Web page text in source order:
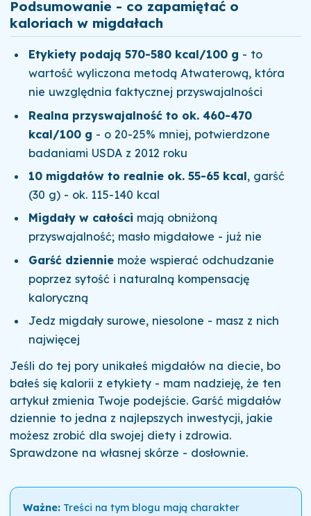
Podsumowanie - co zapamiętać o
kaloriach w migdałach
Etykiety podają 570-580 kcal/100 g - to
wartość wyliczona metodą Atwaterową, która
nie uwzględnia faktycznej przyswajalności
Realna przyswajalność to ok. 460-470
kcal/100 g - o 20-25% mniej, potwierdzone
badaniami USDA z 2012 roku
10 migdałów to realnie ok. 55-65 kcal, garść
(30 g) - ok. 115-140 kcal
Migdały w całości mają obniżoną
przyswajalność; masło migdałowe - już nie
Garść dziennie może wspierać odchudzanie
poprzez sytość i naturalną kompensację
kaloryczną
Jedz migdały surowe, niesolone - masz z nich
najwięcej
Jeśli do tej pory unikałeś migdałów na diecie, bo
bałeś się kalorii z etykiety - mam nadzieję, że ten
artykuł zmienia Twoje podejście. Garść migdałów
dziennie to jedna z najlepszych inwestycji, jakie
możesz zrobić dla swojej diety i zdrowia.
Sprawdzone na własnej skórze - dosłownie.
Ważne:Treści na tym blogu mają charakter